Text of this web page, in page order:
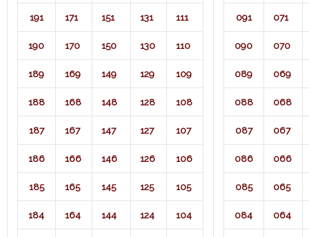
191 171 151 131 111
190 170 150 130 110
189 169 149 129 109
188 168 148 128 108
187 167 147 127 107
186 166 146 126 106
185 165 145 125 105
184 164 144 124 104
091 071​
090 070
089 069
088 068
087 067
086 066
085 065
084 064